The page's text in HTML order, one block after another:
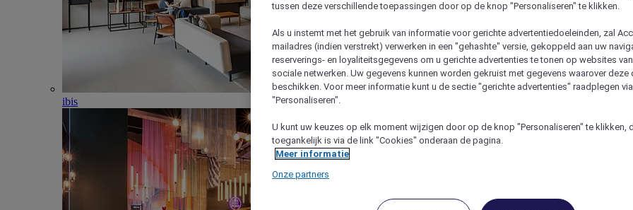
ibis
tussen deze verschillende toepassingen door op de knop "Personaliseren" te klikken.
Als u instemt met het gebruik van informatie voor gerichte advertentiedoeleinden, zal
mailadres (indien verstrekt) verwerken in een "gehashte" versie, gekoppeld aan uw
reserverings- en loyaliteitsgegevens om u gerichte advertenties te tonen op websites
sociale netwerken. Uw gegevens kunnen worden gekruist met gegevens waarover deze
beschikken. Voor meer informatie kunt u de sectie "gerichte advertenties" raadplegen
"Personaliseren".
U kunt uw keuzes op elk moment wijzigen door op de knop "Personaliseren" te klikken,
toegankelijk is via de link "Cookies" onderaan de pagina.
Meer informatie
Onze partners